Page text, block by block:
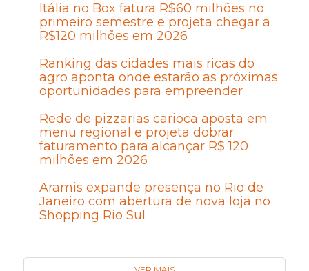
Itália no Box fatura R$60 milhões no
primeiro semestre e projeta chegar a
R$120 milhões em 2026
Ranking das cidades mais ricas do
agro aponta onde estarão as próximas
oportunidades para empreender
Rede de pizzarias carioca aposta em
menu regional e projeta dobrar
faturamento para alcançar R$ 120
milhões em 2026
Aramis expande presença no Rio de
Janeiro com abertura de nova loja no
Shopping Rio Sul